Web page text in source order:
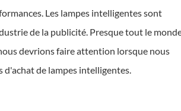
Les lampes intelligentes sont
de la publicité. Presque tout le
devrions faire attention lorsque nous
d'achat de lampes intelligentes.